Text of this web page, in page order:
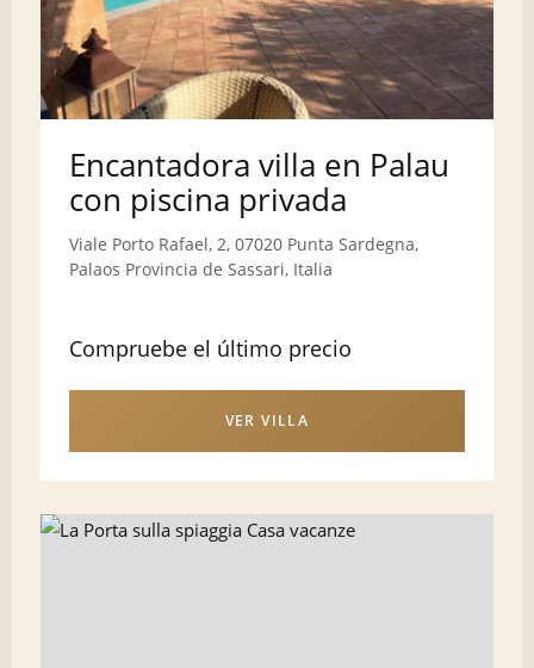
Encantadora villa en Palau
con piscina privada
Viale Porto Rafael, 2, 07020 Punta Sardegna,
Palaos Provincia de Sassari, Italia
Compruebe el último precio
VER VILLA